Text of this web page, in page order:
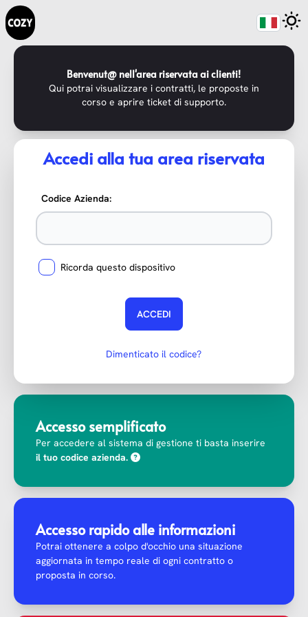
Accesso semplificato
Per accedere al sistema di gestione ti basta inserire
il tuo codice azienda.
Accesso rapido alle informazioni
Potrai ottenere a colpo d'occhio una situazione
aggiornata in tempo reale di ogni contratto o
proposta in corso.
Benvenut@ nell'area riservata ai clienti!
Qui potrai visualizzare i contratti, le proposte in
corso e aprire ticket di supporto.
Accedi alla tua area riservata
Codice Azienda:
Ricorda questo dispositivo
ACCEDI
Dimenticato il codice?